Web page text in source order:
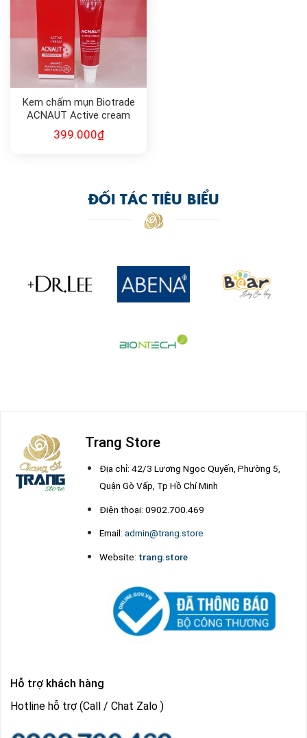
Kem chấm mụn Biotrade
ACNAUT Active cream
15ml
399.000₫
ĐỐI TÁC TIÊU BIỂU
Trang Store
Địa chỉ: 42/3 Lương Ngọc Quyến, Phường 5,
Quận Gò Vấp, Tp Hồ Chí Minh
Điện thoại: 0902.700.469
Email:admin@trang.store
Website: trang.store
Hỗ trợ khách hàng
Hotline hỗ trợ (Call / Chat Zalo )